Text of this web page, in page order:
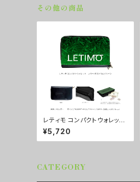
その他の商品
レティモ コンパクトウォレッ
ト カラー/ミストラルグリー
ン ■配送まで3週間
¥5,720
CATEGORY